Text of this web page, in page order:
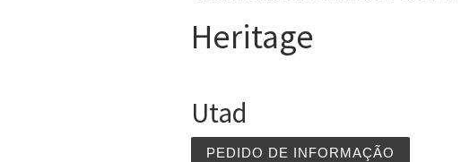
Heritage
Utad
PEDIDO DE INFORMAÇÃO